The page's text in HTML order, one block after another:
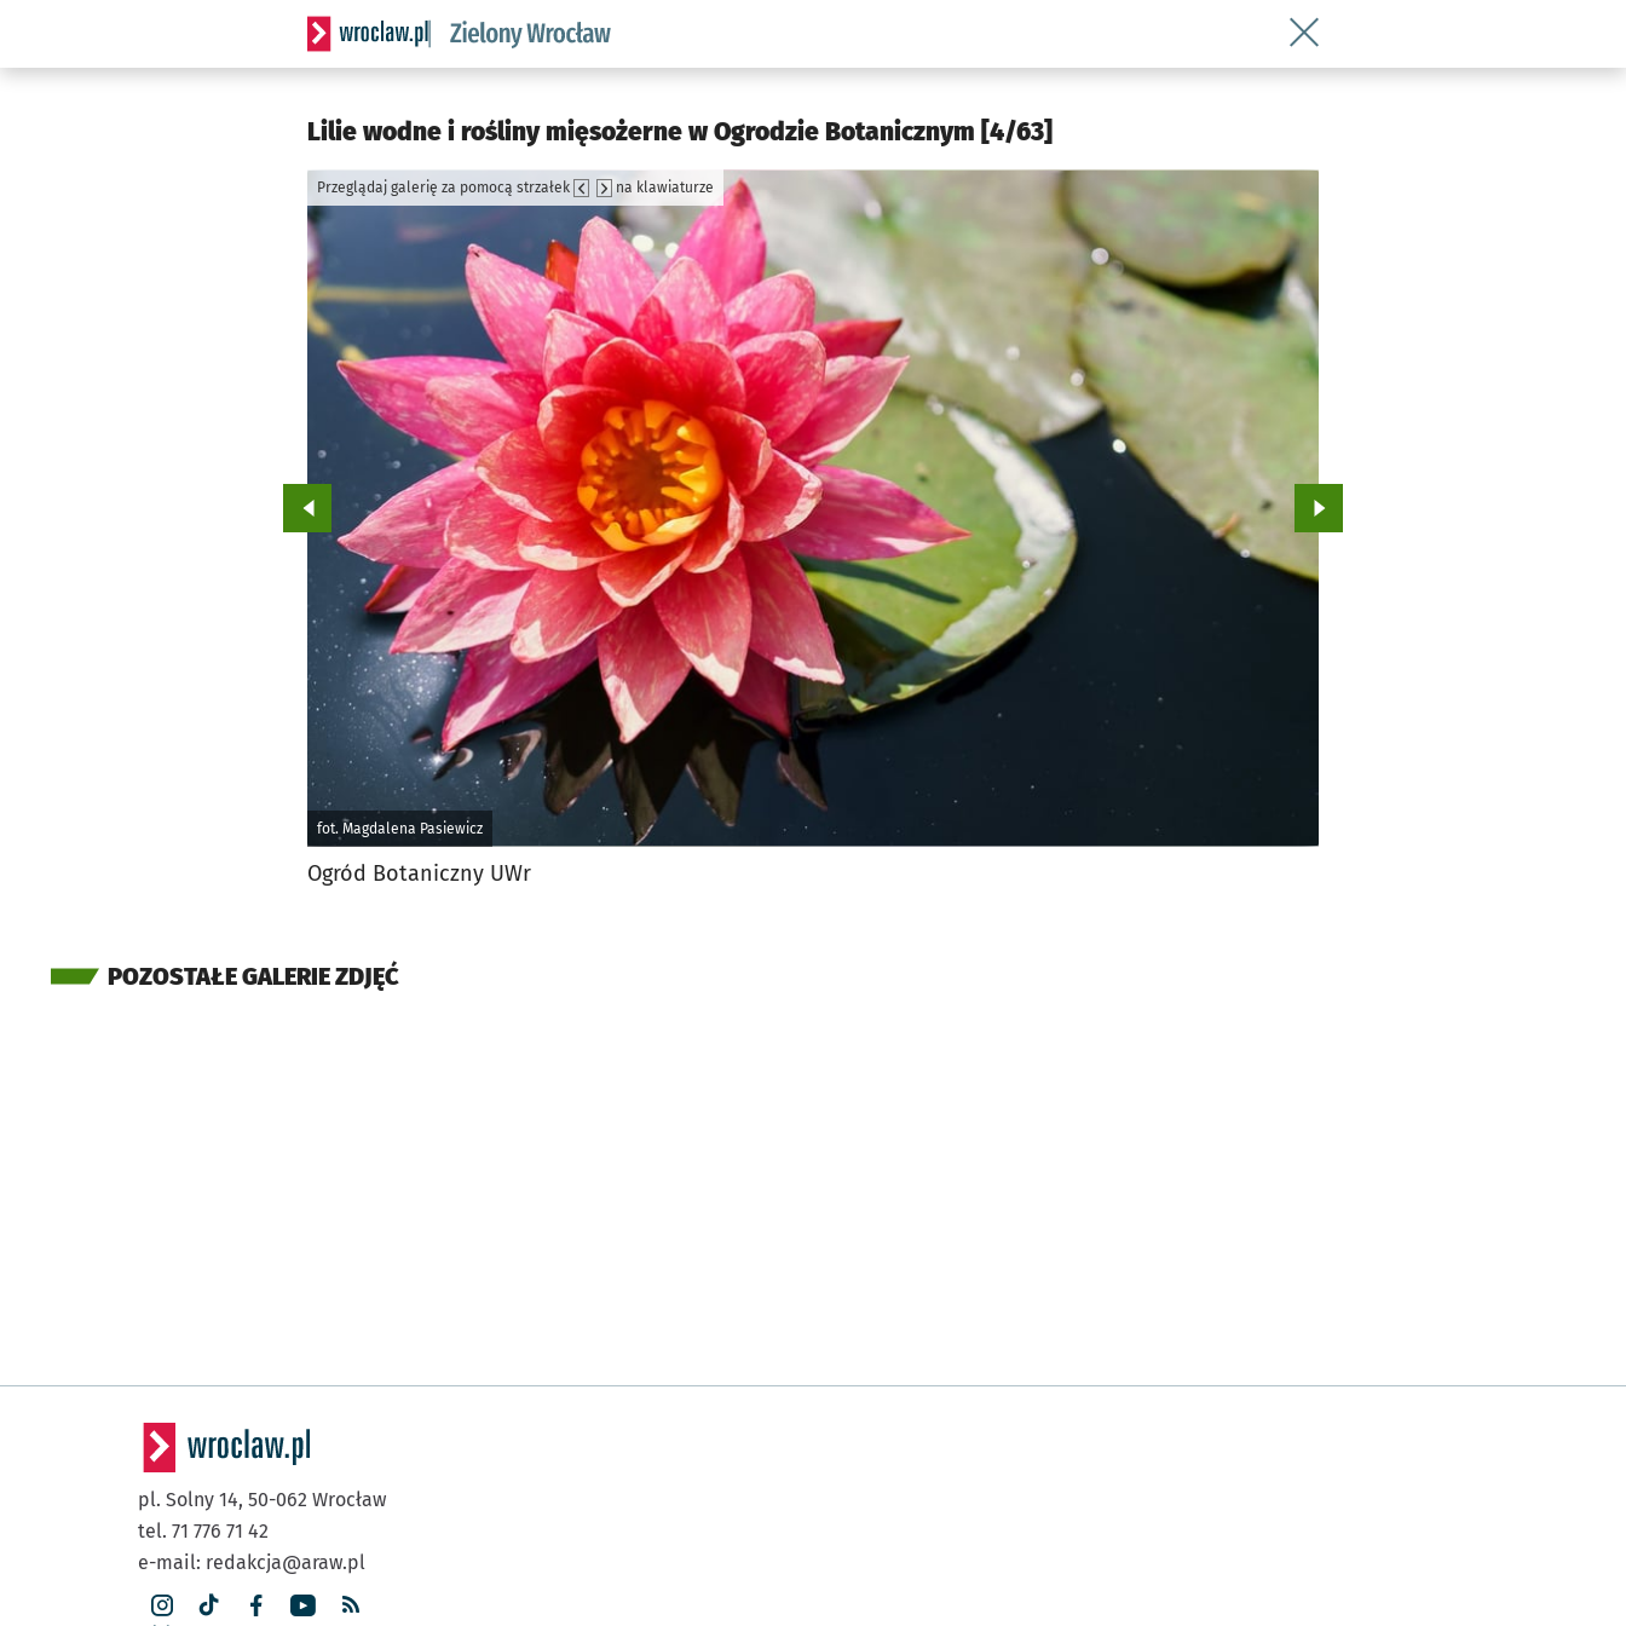
Serwis informacyjny wroclaw.pl podserwis: Środowisko we Wrocławiu
Wróć do artykułu Lilie wodne i
Lilie wodne i rośliny mięsożerne w Ogrodzie Botanicznym [4/63]
fot. Magdalena Pasiewicz
Przeglądaj galerię za pomocą strzałek na klawiaturze
Przejdź do poprzedniego zdjęcia. Przejdź do kolejnego zdjęcia.
Ogród Botaniczny UWr
POZOSTAŁE GALERIE ZDJĘĆ
pl. Solny 14, 50-062 Wrocław
tel. 71 776 71 42
e-mail: redakcja@araw.pl